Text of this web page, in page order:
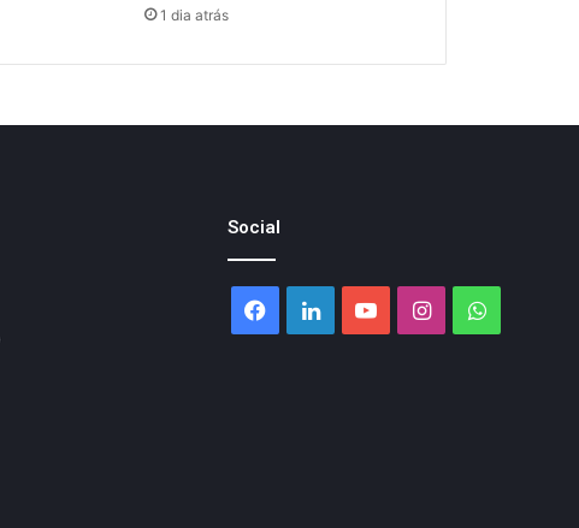
1 dia atrás
Social
Facebook
LinkedinYouTubeInstagramWhatsApp